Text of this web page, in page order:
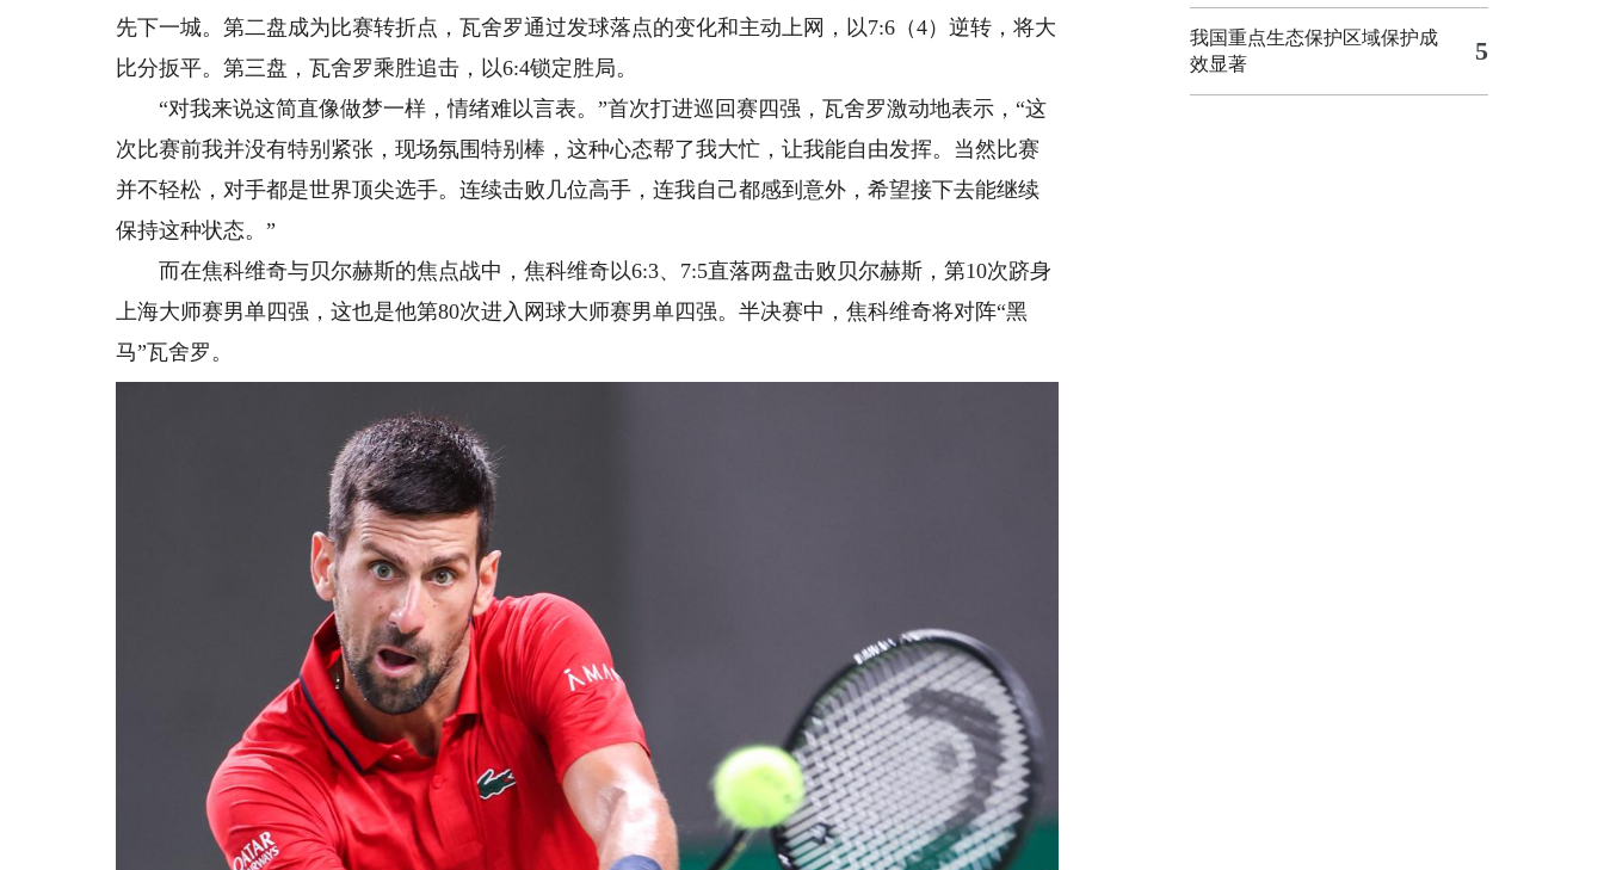
先下一城。第二盘成为比赛转折点，瓦舍罗通过发球落点的变化和主动上网，以7:6（4）逆转，将大
比分扳平。第三盘，瓦舍罗乘胜追击，以6:4锁定胜局。
“对我来说这简直像做梦一样，情绪难以言表。”首次打进巡回赛四强，瓦舍罗激动地表示，“这
次比赛前我并没有特别紧张，现场氛围特别棒，这种心态帮了我大忙，让我能自由发挥。当然比赛
并不轻松，对手都是世界顶尖选手。连续击败几位高手，连我自己都感到意外，希望接下去能继续
保持这种状态。”
而在焦科维奇与贝尔赫斯的焦点战中，焦科维奇以6:3、7:5直落两盘击败贝尔赫斯，第10次跻身
上海大师赛男单四强，这也是他第80次进入网球大师赛男单四强。半决赛中，焦科维奇将对阵“黑
马”瓦舍罗。
我国重点生态保护区域保护成
效显著
5